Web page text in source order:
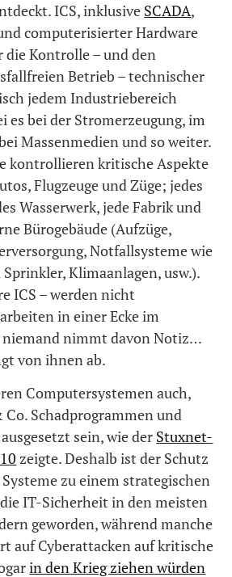
ICS, inklusive SCADA,
computerisierter Hardware
die Kontrolle – und den
Betrieb – technischer
jedem Industriebereich
es bei der Stromerzeugung, im
Massenmedien und so weiter.
kontrollieren kritische Aspekte
Flugzeuge und Züge; jedes
Wasserwerk, jede Fabrik und
Bürogebäude (Aufzüge,
Notfallsysteme wie
Klimaanlagen, usw.).
ICS – werden nicht
in einer Ecke im
nimmt davon Notiz…
von ihnen ab.
Computersystemen auch,
Schadprogrammen und
sein, wie der Stuxnet-
zeigte. Deshalb ist der Schutz
zu einem strategischen
IT-Sicherheit in den meisten
geworden, während manche
auf Cyberattacken auf kritische
in den Krieg ziehen würden